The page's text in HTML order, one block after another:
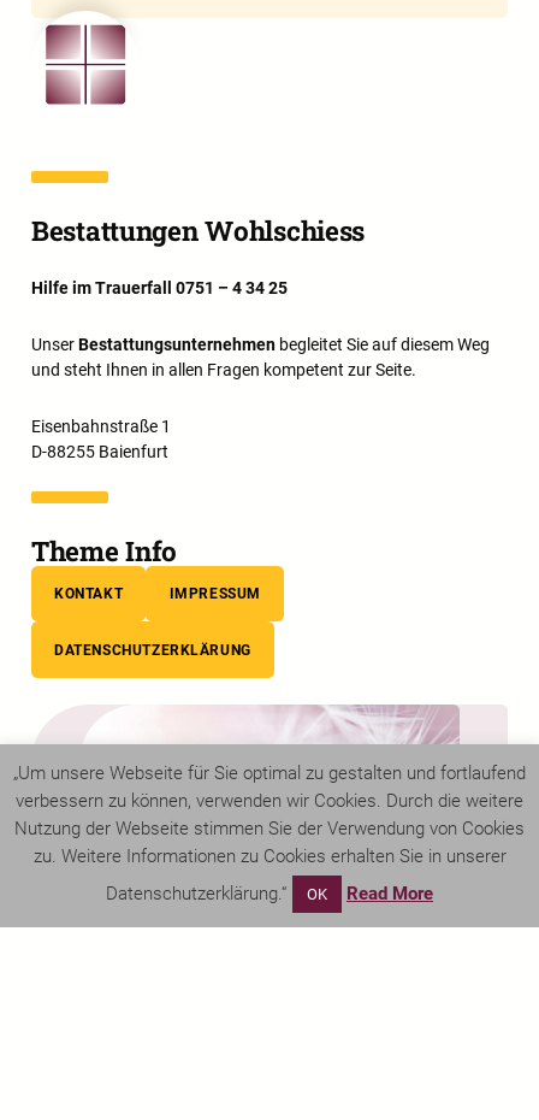
Bestattungen Wohlschiess
Hilfe im Trauerfall 0751 – 4 34 25
UnserBestattungsunternehmenbegleitet Sie auf diesem Weg
und steht Ihnen in allen Fragen kompetent zur Seite.
Eisenbahnstraße 1
D-88255 Baienfurt
Theme Info
KONTAKT IMPRESSUM
DATENSCHUTZERKLÄRUNG
„Um unsere Webseite für Sie optimal zu gestalten und fortlaufend
verbessern zu können, verwenden wir Cookies. Durch die weitere
Nutzung der Webseite stimmen Sie der Verwendung von Cookies
zu. Weitere Informationen zu Cookies erhalten Sie in unserer
Datenschutzerklärung.“
OK Read More